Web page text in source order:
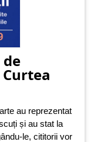
au reprezentat
și au stat la
le, cititorii vor